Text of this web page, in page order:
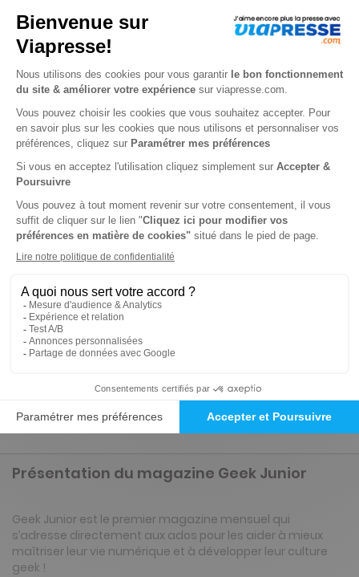
-24%
Abonnement 1 an
11 n° • Papier + Version digitale offerte
45€90 Tarif Kiosque : 60€50
Renouvellement à date d’anniversaire
Abonnement 2 ans
22 n° • Papier + Version digitale offerte
79€90 Tarif Kiosque :121€ 00
Renouvellement à date d’anniversaire
Abonnement Durée libre
Papier + Version digitale offerte
2€75 Tarif Kiosque :
Prix par n° pendant 6 mois, puis 4,95 € par n°
Présentation du magazine Geek Junior
Geek Junior est le premier magazine mensuel qui
s’adresse directement aux ados pour les aider à mieux
maîtriser leur vie numérique et à développer leur culture
geek !